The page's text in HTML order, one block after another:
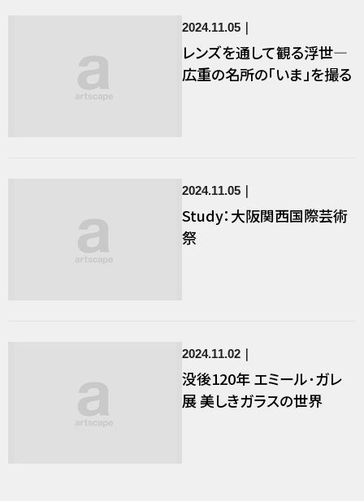
2024.11.05
レンズを通して観る浮世―
広重の名所の「いま」を撮る
2024.11.05
Study：大阪関西国際芸術
祭
2024.11.02
没後120年 エミール･ガレ
展 美しきガラスの世界